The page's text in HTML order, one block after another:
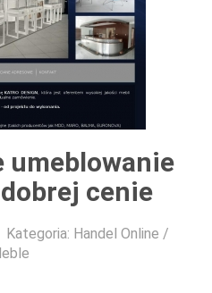
umeblowanie
cenie
Kategoria: Handel Online /